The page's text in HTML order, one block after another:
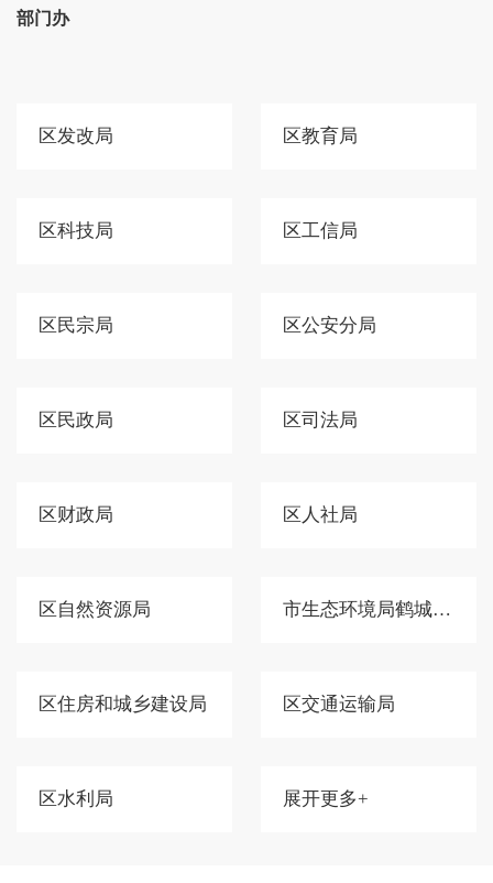
部门办
区发改局 区教育局
区科技局 区工信局
区民宗局 区公安分局
区民政局 区司法局
区财政局 区人社局
区自然资源局 市生态环境局鹤城分局
区住房和城乡建设局 区交通运输局
区水利局 展开更多+